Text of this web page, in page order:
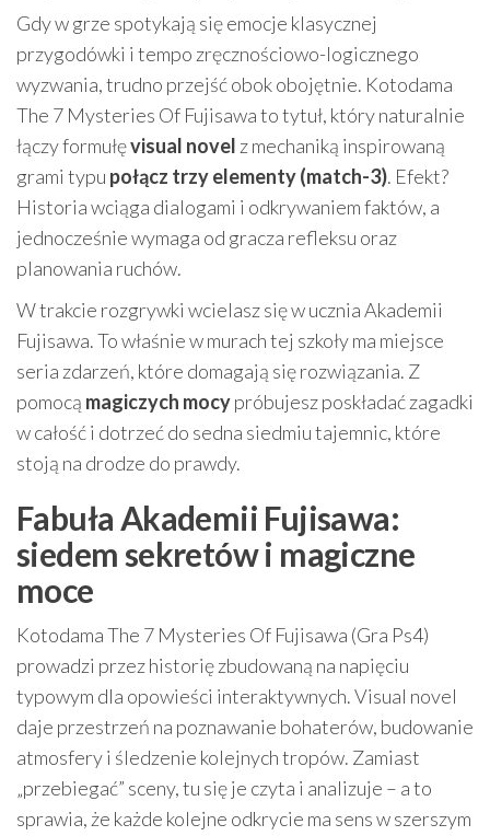
Gdy w grze spotykają się emocje klasycznej
przygodówki i tempo zręcznościowo-logicznego
wyzwania, trudno przejść obok obojętnie. Kotodama
The 7 Mysteries Of Fujisawa to tytuł, który naturalnie
łączy formułęvisual novel z mechaniką inspirowaną
grami typu połącz trzy elementy (match-3). Efekt?
Historia wciąga dialogami i odkrywaniem faktów, a
jednocześnie wymaga od gracza refleksu oraz
planowania ruchów.
W trakcie rozgrywki wcielasz się w ucznia Akademii
Fujisawa. To właśnie w murach tej szkoły ma miejsce
seria zdarzeń, które domagają się rozwiązania. Z
pomocą magiczych mocypróbujesz poskładać zagadki
w całość i dotrzeć do sedna siedmiu tajemnic, które
stoją na drodze do prawdy.
Fabuła Akademii Fujisawa:
siedem sekretów i magiczne
moce
Kotodama The 7 Mysteries Of Fujisawa (Gra Ps4)
prowadzi przez historię zbudowaną na napięciu
typowym dla opowieści interaktywnych. Visual novel
daje przestrzeń na poznawanie bohaterów, budowanie
atmosfery i śledzenie kolejnych tropów. Zamiast
„przebiegać” sceny, tu się je czyta i analizuje – a to
sprawia, że każde kolejne odkrycie ma sens w szerszym